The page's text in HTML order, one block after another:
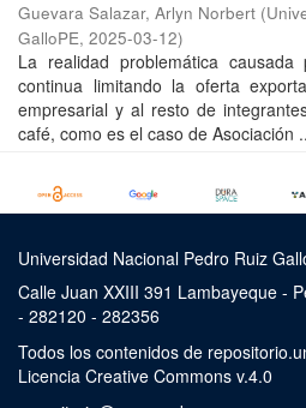
Guevara Salazar, Arlyn Norbert (
GalloPE, 2025-03-12)
La realidad problemática
continua limitando la oferta
empresarial y al resto de
café, como es el caso de Asociación
Universidad Nacional Pedro Ruiz
Calle Juan XXIII 391 Lambayeque -
- 282120 - 282356
Todos los contenidos de
Licencia Creative Commons v.4.0